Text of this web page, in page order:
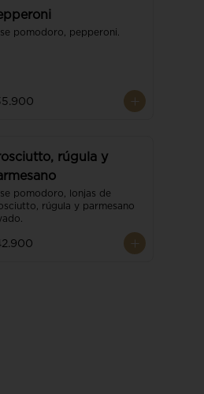
pomodoro, pepperoni.
rúgula y
pomodoro, lonjas de
rúgula y parmesano